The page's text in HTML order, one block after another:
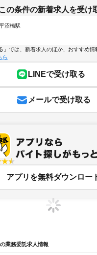
この条件の新着求人を受け
沼橋駅
」では、新着求人のほか、おすすめ情
ら
LINEで受け取る
メールで受け取る
アプリを無料ダウンロー
業務委託求人情報